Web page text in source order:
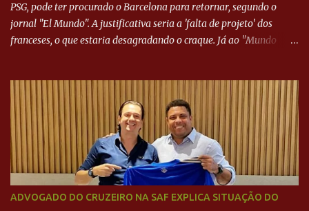
PSG, pode ter procurado o Barcelona para retornar, segundo o
jornal "El Mundo". A justificativa seria a 'falta de projeto' dos
franceses, o que estaria desagradando o craque. Já ao "Mundo
Neymar Pai nega
ADVOGADO DO CRUZEIRO NA SAF EXPLICA SITUAÇÃO DO